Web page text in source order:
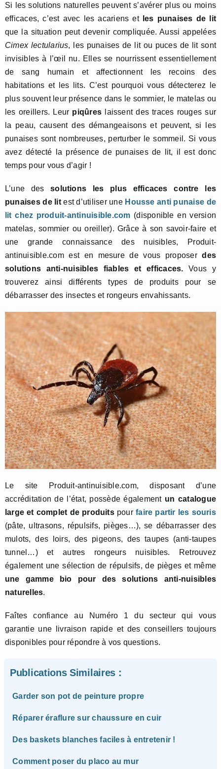
Si les solutions naturelles peuvent s’avérer plus ou moins
efficaces, c’est avec les acariens etles punaises de lit
que la situation peut devenir compliquée. Aussi appelées
Cimex lectularius, les punaises de lit ou puces de lit sont
invisibles à l’œil nu. Elles se nourrissent essentiellement
de sang humain et affectionnent les recoins des
habitations et les lits. C’est pourquoi vous détecterez le
plus souvent leur présence dans le sommier, le matelas ou
les oreillers. Leur piqûres laissent des traces rouges sur
la peau, causent des démangeaisons et peuvent, si les
punaises sont nombreuses, perturber le sommeil. Si vous
avez détecté la présence de punaises de lit, il est donc
temps pour vous d’agir !
L’une dessolutions les plus efficaces contre les
punaises de litest d’utiliser une Housse anti punaise de
lit chez produit-antinuisible.com (disponible en version
matelas, sommier ou oreiller). Grâce à son savoir-faire et
une grande connaissance des nuisibles, Produit-
antinuisible.com est en mesure de vous proposerdes
solutions anti-nuisibles fiables et efficaces. Vous y
trouverez ainsi différents types de produits pour se
débarrasser des insectes et rongeurs envahissants.
Le site Produit-antinuisible.com, disposant d’une
accréditation de l’état, possède également un catalogue
large et complet de produitspourfaire partir les souris
(pâte, ultrasons, répulsifs, pièges…), se débarrasser des
mulots, des loirs, des pigeons, des taupes (anti-taupes
tunnel…) et autres rongeurs nuisibles. Retrouvez
également une sélection de répulsifs, de pièges et même
une gamme bio pour des solutions anti-nuisibles
naturelles.
Faîtes confiance au Numéro 1 du secteur qui vous
garantie une livraison rapide et des conseillers toujours
disponibles pour répondre à vos questions.
Publications Similaires :
Garder son pot de peinture propre
Réparer éraflure sur chaussure en cuir
Des baskets blanches faciles à entretenir !
Comment poser du placo au mur